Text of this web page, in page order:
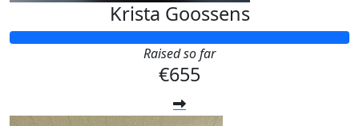
Krista Goossens
Raised so far
€655